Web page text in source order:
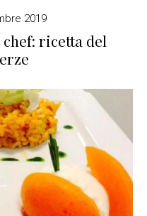
2019
ricetta del